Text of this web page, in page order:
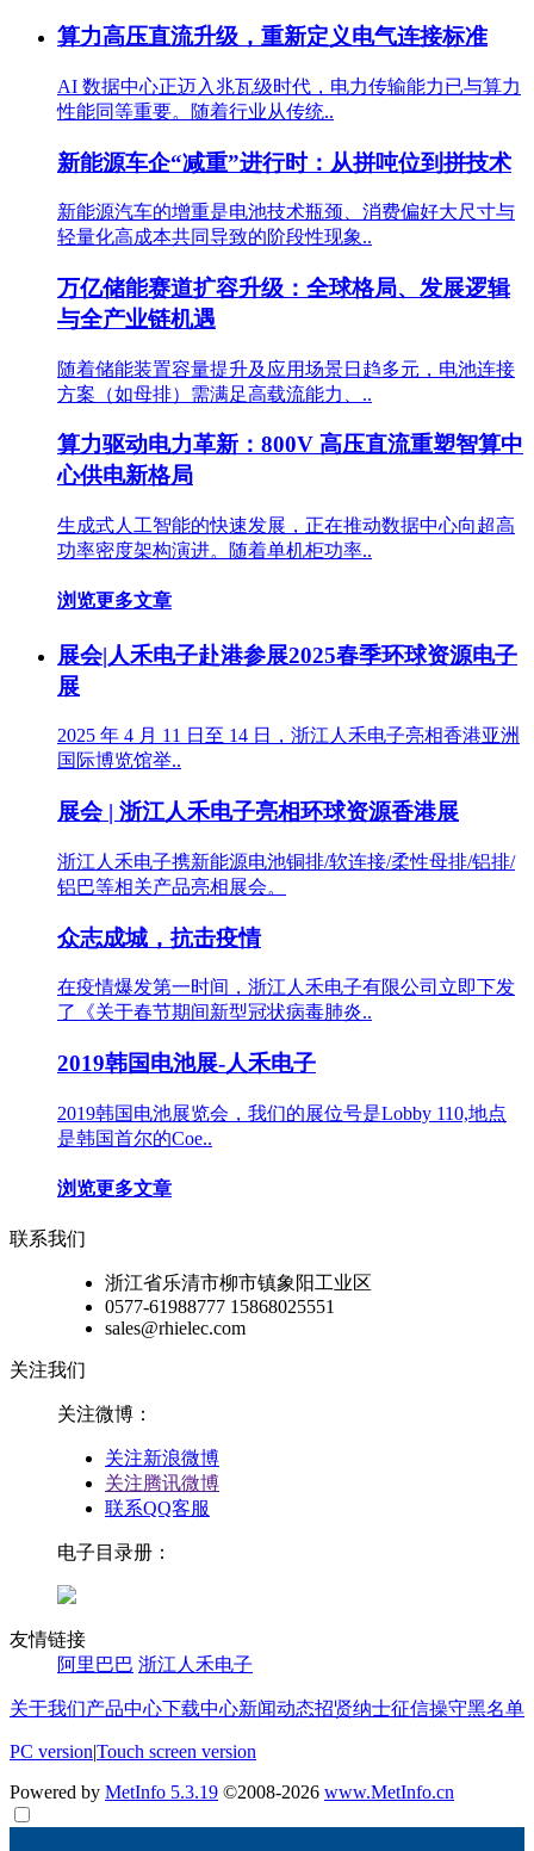
算力高压直流升级，重新定义电气连接标准
AI 数据中心正迈入兆瓦级时代，电力传输能力已与算力
性能同等重要。随着行业从传统..
新能源车企“减重”进行时：从拼吨位到拼技术
新能源汽车的增重是电池技术瓶颈、消费偏好大尺寸与
轻量化高成本共同导致的阶段性现象..
万亿储能赛道扩容升级：全球格局、发展逻辑
与全产业链机遇
随着储能装置容量提升及应用场景日趋多元，电池连接
方案（如母排）需满足高载流能力、..
算力驱动电力革新：800V 高压直流重塑智算中
心供电新格局
生成式人工智能的快速发展，正在推动数据中心向超高
功率密度架构演进。随着单机柜功率..
浏览更多文章
展会|人禾电子赴港参展2025春季环球资源电子
展
2025 年 4 月 11 日至 14 日，浙江人禾电子亮相香港亚洲
国际博览馆举..
展会 | 浙江人禾电子亮相环球资源香港展
浙江人禾电子携新能源电池铜排/软连接/柔性母排/铝排/
铝巴等相关产品亮相展会。
众志成城，抗击疫情
在疫情爆发第一时间，浙江人禾电子有限公司立即下发
了《关于春节期间新型冠状病毒肺炎..
2019韩国电池展-人禾电子
2019韩国电池展览会，我们的展位号是Lobby 110,地点
是韩国首尔的Coe..
浏览更多文章
联系我们
浙江省乐清市柳市镇象阳工业区
0577-61988777 15868025551
sales@rhielec.com
关注我们
关注微博：
关注新浪微博
关注腾讯微博
联系QQ客服
电子目录册：
友情链接
阿里巴巴 浙江人禾电子
关于我们产品中心下载中心新闻动态招贤纳士征信操守黑名单
PC version|Touch screen version
Powered by MetInfo 5.3.19 ©2008-2026 www.MetInfo.cn